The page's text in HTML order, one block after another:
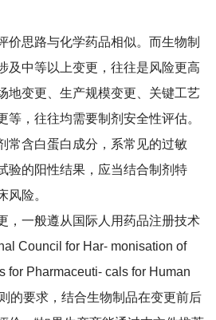
价思路与化学药品相似。而生物制
及中等以上变更，往往是风险更高
地变更、生产规模变更、关键工艺
等，往往均需要制剂安全性评估。
常含白蛋白成分，系常见的过敏
验的阳性结果，应当结合制剂特
风险。
，一般遵从国际人用药品注册技术
Council for Har⁃ monisation of
for Pharmaceuti⁃ cals for Human
的要求，结合生物制品在变更前后